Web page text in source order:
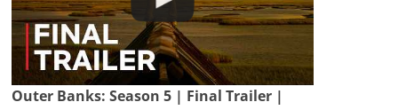
Outer Banks: Season 5 | Final Trailer |